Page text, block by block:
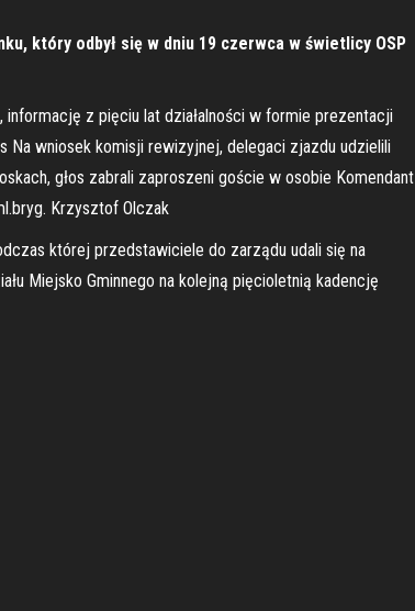
który odbył się w dniu 19 czerwca w świetlicy OSP
informację z pięciu lat działalności w formie prezentacji
Na wniosek komisji rewizyjnej, delegaci zjazdu udzielili
głos zabrali zaproszeni goście w osobie Komendant
Krzysztof Olczak
której przedstawiciele do zarządu udali się na
Miejsko Gminnego na kolejną pięcioletnią kadencję